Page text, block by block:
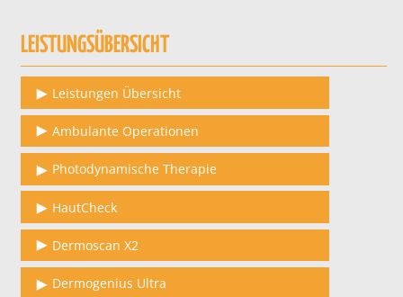
LEISTUNGSÜBERSICHT
Leistungen Übersicht
Ambulante Operationen
Photodynamische Therapie
HautCheck
Dermoscan X2
Dermogenius Ultra